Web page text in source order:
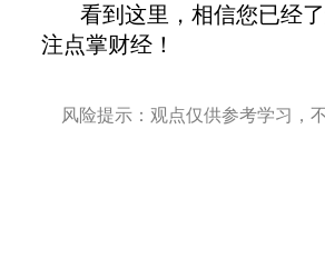
看到这里，相信您已经
注点掌财经！
风险提示：观点仅供参考学习，